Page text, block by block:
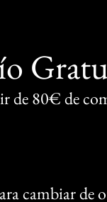
de 80€ de
cambiar de